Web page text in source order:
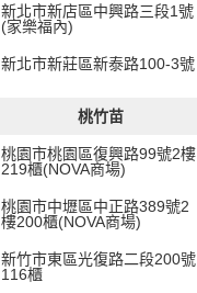
新北市新店區中興路三段1號
(家樂福內)
新北市新莊區新泰路100-3號
桃竹苗
桃園市桃園區復興路99號2樓
219櫃(NOVA商場)
桃園市中壢區中正路389號2
樓200櫃(NOVA商場)
新竹市東區光復路二段200號
116櫃